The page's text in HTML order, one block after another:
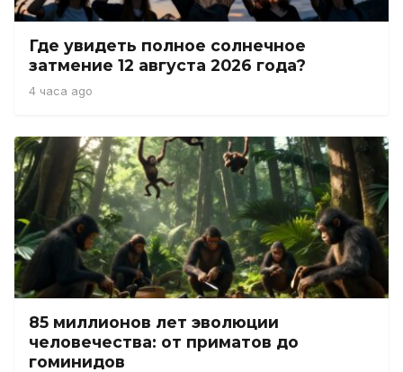
Где увидеть полное солнечное
затмение 12 августа 2026 года?
4 часа ago
85 миллионов лет эволюции
человечества: от приматов до
гоминидов